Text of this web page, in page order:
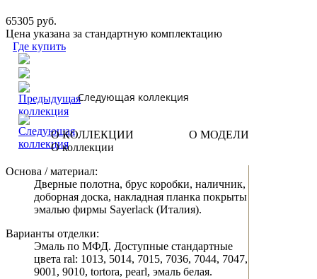
65305 руб.
Цена указана за стандартную комплектацию
Где купить
Следующая коллекция
О КОЛЛЕКЦИИ
О МОДЕЛИ
О коллекции
Основа / материал:
Дверные полотна, брус коробки, наличник,
доборная доска, накладная планка покрыты
эмалью фирмы Sayerlack (Италия).
Варианты отделки:
Эмаль по МФД. Доступные стандартные
цвета ral: 1013, 5014, 7015, 7036, 7044, 7047,
9001, 9010, tortora, pearl, эмаль белая.